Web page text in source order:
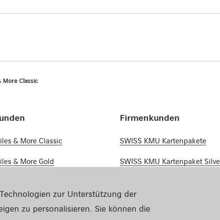
zur Unterstützung der
zu personalisieren. Sie können die
More Classic
& More Classic
& More Gold
Firmenkunden
SWISS KMU Kartenpakete
SWISS KMU Kartenpaket